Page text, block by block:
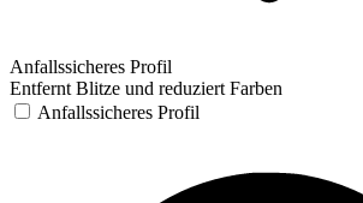
Anfallssicheres Profil
Entfernt Blitze und reduziert Farben
Anfallssicheres Profil